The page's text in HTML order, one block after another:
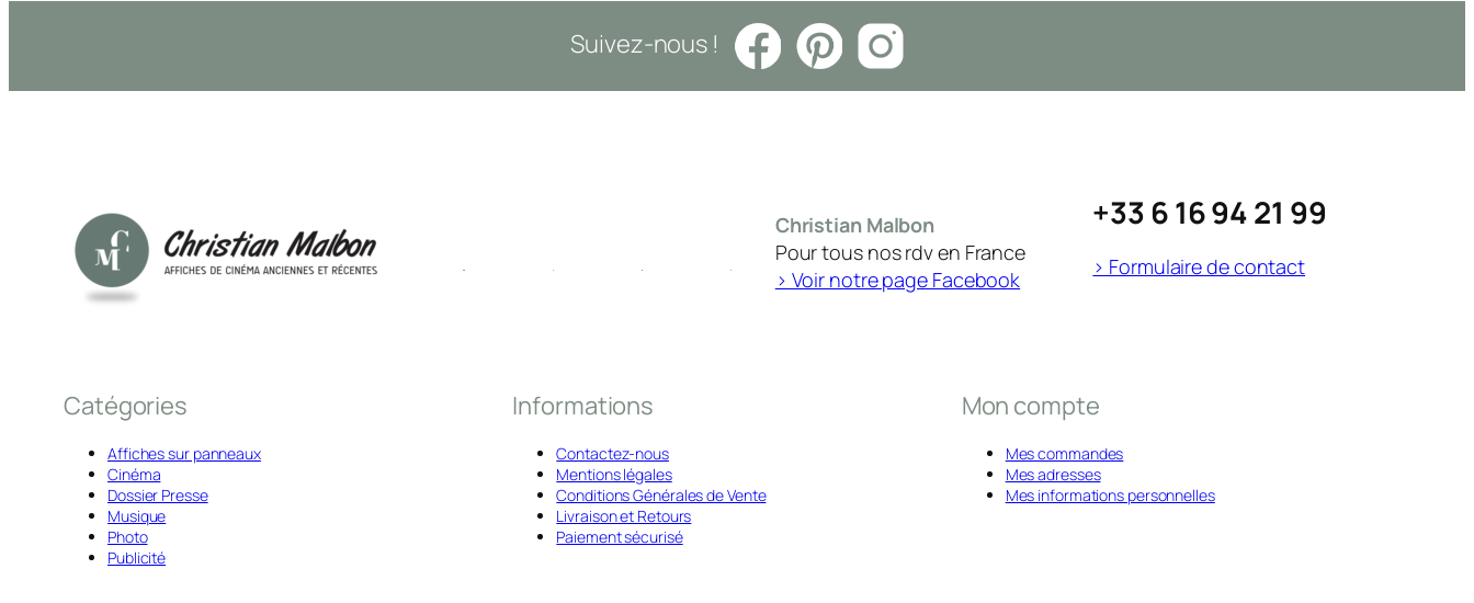
Suivez-nous !
Christian Malbon
Pour tous nos rdv en France
> Voir notre page Facebook
+33 6 16 94 21 99
> Formulaire de contact
Catégories
Affiches sur panneaux
Cinéma
Dossier Presse
Musique
Photo
Publicité
Informations
Contactez-nous
Mentions légales
Conditions Générales de Vente
Livraison et Retours
Paiement sécurisé
Mon compte
Mes commandes
Mes adresses
Mes informations personnelles